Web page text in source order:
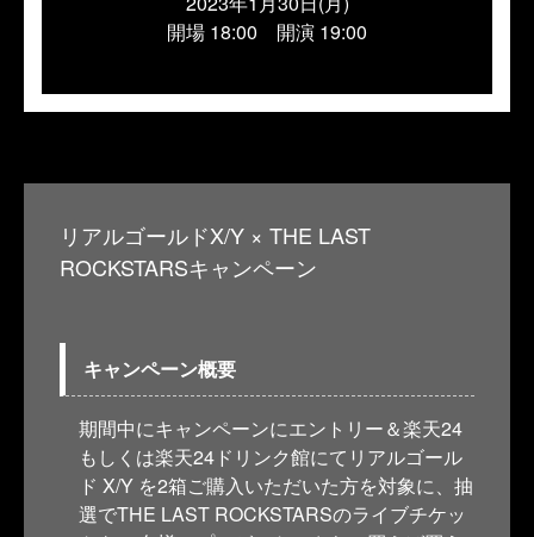
開場 18:00 開演 19:00
リアルゴールドX/Y × THE LAST
ROCKSTARSキャンペーン
キャンペーン概要
期間中にキャンペーンにエントリー＆楽天24
もしくは楽天24ドリンク館にてリアルゴール
ド X/Y を2箱ご購入いただいた方を対象に、抽
選でTHE LAST ROCKSTARSのライブチケッ